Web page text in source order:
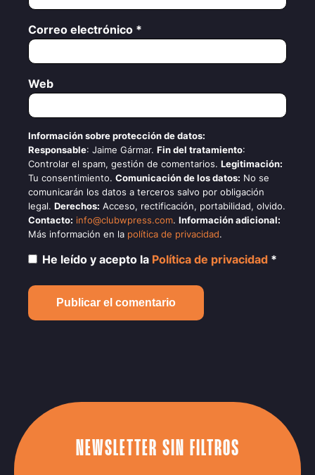
Correo electrónico *
Web
Información sobre protección de datos:
Responsable: Jaime Gármar. Fin del tratamiento:
Controlar el spam, gestión de comentarios. Legitimación:
Tu consentimiento. Comunicación de los datos: No se
comunicarán los datos a terceros salvo por obligación
legal. Derechos: Acceso, rectificación, portabilidad, olvido.
Contacto: info@clubwpress.com. Información adicional:
Más información en la política de privacidad.
He leído y acepto la Política de privacidad *
NEWSLETTER SIN FILTROS